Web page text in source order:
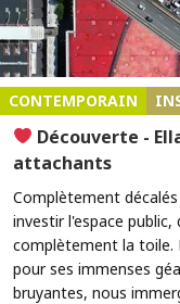
CONTEMPORAIN
Découverte -
attachants
Complètement
investir l'espace
complètement la toile.
pour ses immenses
bruyantes, nous